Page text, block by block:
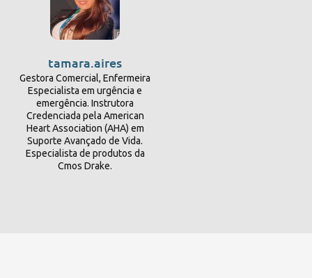
tamara.aires
Gestora Comercial, Enfermeira
Especialista em urgência e
emergência. Instrutora
Credenciada pela American
Heart Association (AHA) em
Suporte Avançado de Vida.
Especialista de produtos da
Cmos Drake.